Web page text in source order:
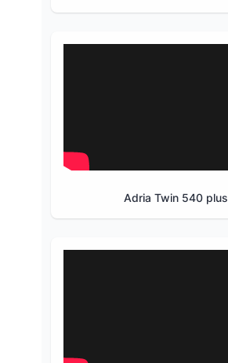
Adria Twin 540 plus